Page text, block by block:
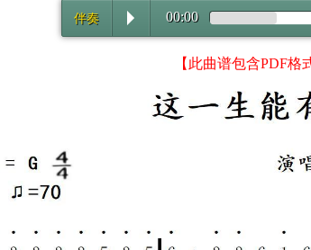
伴奏 00:00
【此曲谱包含PDF格